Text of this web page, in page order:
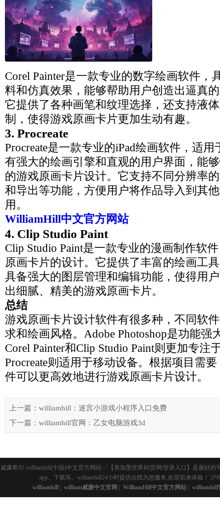
Corel Painter是一款专业的数字绘画软件，
料和仿真效果，能够帮助用户创造出逼真
它提供了各种画笔和纹理选择，还支持液
制，使得游戏原画卡片更加生动有趣。
3. Procreate
Procreate是一款专业的iPad绘画软件，适
有强大的绘画引擎和直观的用户界面，能
的游戏原画卡片设计。它支持不同分辨率
和导出等功能，方便用户将作品导入到其
用。
WilliamHill中文官方网站
4. Clip Studio Paint
Clip Studio Paint是一款专业的漫画制作软
原画卡片的设计。它提供了丰富的绘画工
具备强大的图层管理和编辑功能，使得用
出细腻、精美的游戏原画卡片。
总结
游戏原画卡片设计软件有很多种，不同软
求和绘画风格。Adobe Photoshop是功能强
Corel Painter和Clip Studio Paint则更加专注
Procreate则适用于移动设备。根据项目需
件可以更高效地进行游戏原画卡片设计。
上一篇：williamhill：迷宫小游戏小程序入口免费
下一篇：williamhill官网：乙女电脑游戏3d
威廉希尔·williamhill(中国)中文官方网站 ✅【美加墨世界杯|官网|登录入口】是最好
app、下载等。williamhill24小时提供在线为您服务,欢迎前来体验！ 沪
williamhill
william威廉中文官网 WilliamHill中文官方网站| williamhill